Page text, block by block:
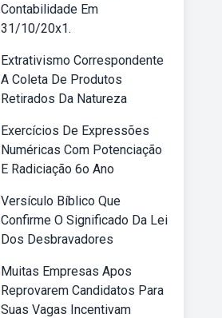
Contabilidade Em
31/10/20x1.
Extrativismo Correspondente
A Coleta De Produtos
Retirados Da Natureza
Exercícios De Expressões
Numéricas Com Potenciação
E Radiciação 6o Ano
Versículo Bíblico Que
Confirme O Significado Da Lei
Dos Desbravadores
Muitas Empresas Apos
Reprovarem Candidatos Para
Suas Vagas Incentivam